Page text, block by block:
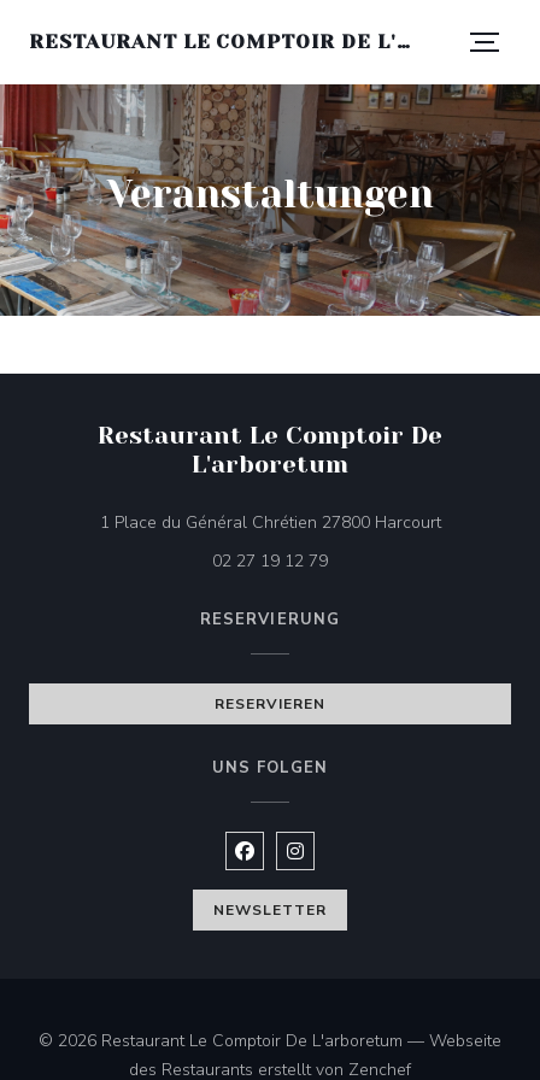
RESTAURANT LE COMPTOIR DE L'ARBORETUM
Veranstaltungen
Restaurant Le Comptoir De
L'arboretum
1 Place du Général Chrétien 27800 Harcourt((öffnet ein
02 27 19 12 79
RESERVIERUNG
RESERVIEREN
UNS FOLGEN
Facebook ((öffnet ein neues
Instagram ((öffnet ein neues
NEWSLETTER
© 2026 Restaurant Le Comptoir De L'arboretum — Webseite
des Restaurants erstellt von Zenchef((öffnet ein
RESTAURANT LE COMPTOIR DE L'ARBORETUM